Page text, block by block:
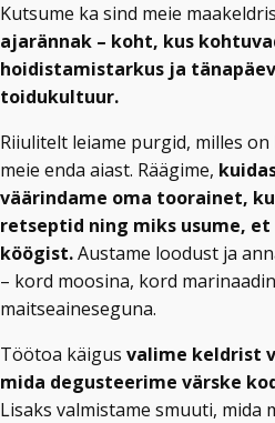
Kutsume ka sind meie
ajarännak – koht, kus
hoidistamistarkus ja
toidukultuur.
Riiulitelt leiame purgid, milles
meie enda aiast. Räägime,
väärindame oma toorainet,
retseptid ning miks usume,
köögist.Austame loodust ja
– kord moosina, kord
maitseaineseguna.
Töötoa käigus valime keldrist
mida degusteerime värske
Lisaks valmistame smuuti, mida